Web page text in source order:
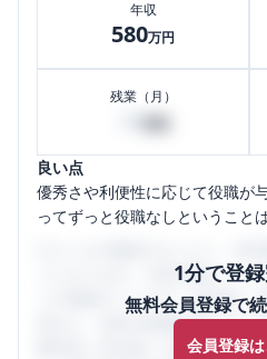
年収
580万円
残業（月）
40
良い点
優秀さや利便性に応じて役職が
ってずっと役職なしということ
1分で登録
無料会員登録で
会員登録
うになります。SHEHUB(シーハ
ミの投稿サイトです。給与面・
判など、女性の転職は気にすべ
輩社員（元社員）の口コミを通